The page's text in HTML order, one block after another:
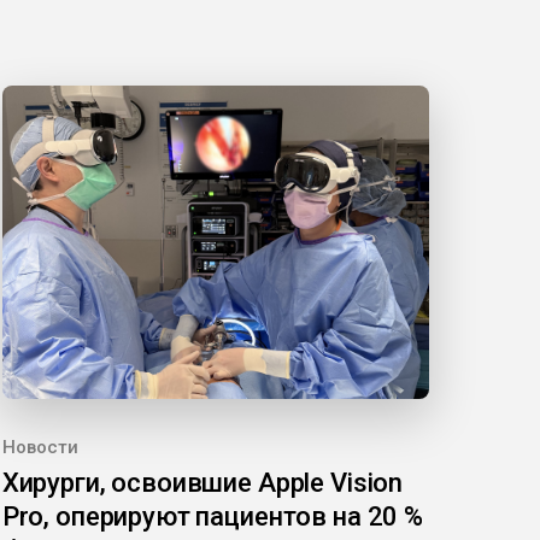
Новости
Хирурги, освоившие Apple Vision
Pro, оперируют пациентов на 20 %